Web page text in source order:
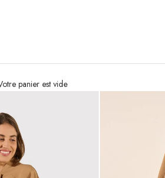
panier est vide